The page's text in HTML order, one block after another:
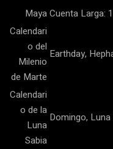
MayaCuenta Larga:
Calendari
o del
Milenio
de Marte
Earthday,
Calendari
o de la
Luna
Sabia
Domingo,